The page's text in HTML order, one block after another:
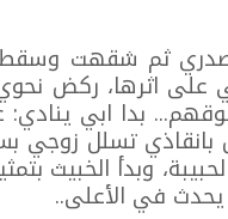
صدري ثم شقهت
اثرها، ركض
بدا ابي
تسلل زوجي
وبدأ الخبيث
يحدث في الأعلى..